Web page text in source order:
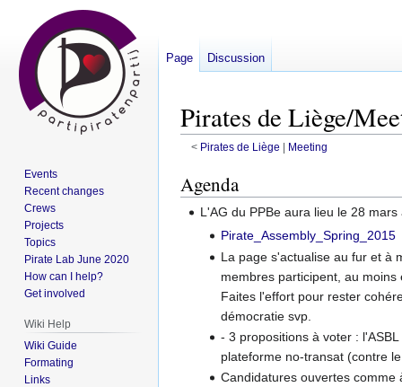
Pirates de Liège/
< Pirates de Liège ‎ | Meeting
Jump
to
navigation
Jump
to
search
Agenda
L'AG du PPBe aura lieu le 28
Pirate_Assembly_Spring_2015
La page s'actualise au fur et à
membres participent, au
Faites l'effort pour rester
démocratie svp.
- 3 propositions à voter :
plateforme no-transat (contre
Candidatures ouvertes comme
Page Discussion
Events
Recent changes
Crews
Projects
Topics
Pirate Lab June 2020
How can I help?
Get involved
Wiki Help
Wiki Guide
Formating
Links